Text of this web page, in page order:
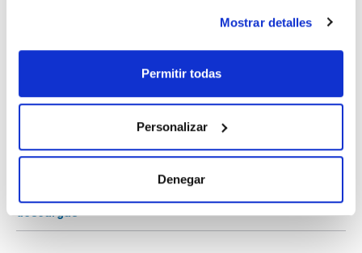
Mostrar detalles
Permitir todas
Personalizar
Denegar
Regístrate para
descargas
COA
Regístrate para
descargas
Regístrate para
descargas